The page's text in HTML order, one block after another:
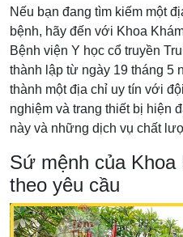
Nếu bạn đang tìm kiếm một
bệnh, hãy đến với Khoa
Bệnh viện Y học cổ truyền
thành lập từ ngày 19 tháng 5
thành một địa chỉ uy tín với
nghiệm và trang thiết bị hiện
này và những dịch vụ chất
Sứ mệnh của
theo yêu cầu